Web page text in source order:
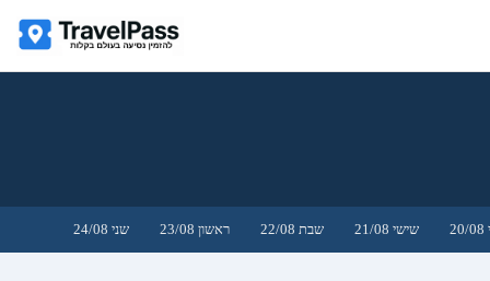
שישי 21/08 שבת 22/08 ראשון 23/08 שני 24/08